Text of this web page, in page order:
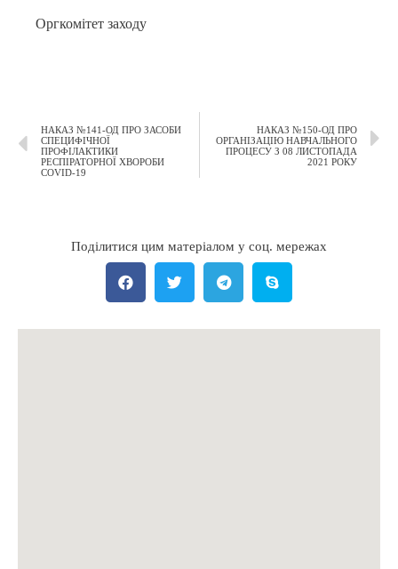
Оргкомітет заходу
НАКАЗ №141-ОД ПРО ЗАСОБИ
СПЕЦИФІЧНОЇ
ПРОФІЛАКТИКИ
РЕСПІРАТОРНОЇ ХВОРОБИ
COVID-19
НАКАЗ №150-ОД ПРО
ОРГАНІЗАЦІЮ НАВЧАЛЬНОГО
ПРОЦЕСУ З 08 ЛИСТОПАДА
2021 РОКУ
Поділитися цим матеріалом у соц. мережах